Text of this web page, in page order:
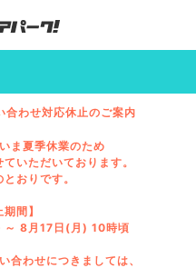
合わせ対応休止のご案内
ま夏季休業のため
いただいております。
おりです。
期間】
8月17日(月) 10時頃
合わせにつきましては、